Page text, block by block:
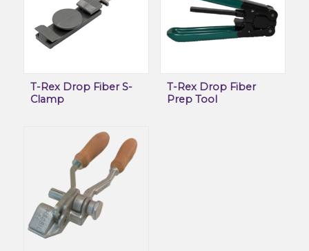
T-Rex Drop Fiber S-
Clamp
T-Rex Drop Fiber
Prep Tool